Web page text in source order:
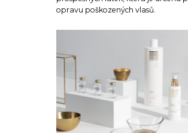
opravu poškozených vlasů.